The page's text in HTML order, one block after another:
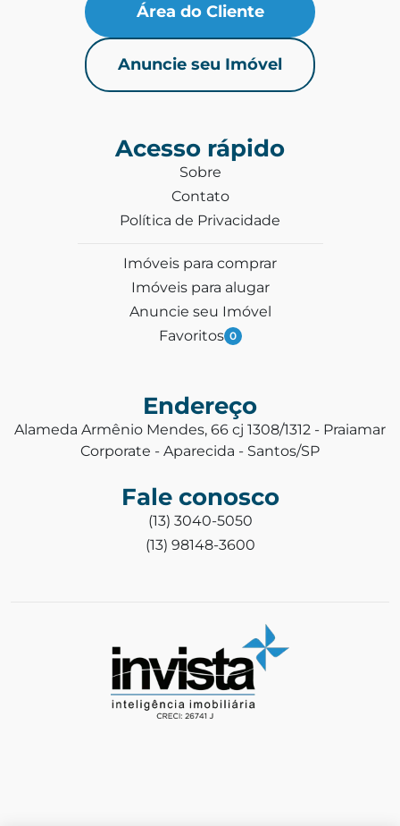
Área do Cliente
Anuncie seu Imóvel
Acesso rápido
Sobre
Contato
Política de Privacidade
Imóveis para comprar
Imóveis para alugar
Anuncie seu Imóvel
Favoritos 0
Endereço
Alameda Armênio Mendes, 66 cj 1308/1312 - Praiamar
Corporate - Aparecida - Santos/SP
Fale conosco
(13) 3040-5050
(13) 98148-3600